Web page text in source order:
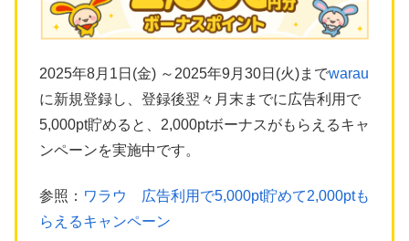
2025年8月1日(金) ～2025年9月30日(火)までwarau
に新規登録し、登録後翌々月末までに広告利用で
5,000pt貯めると、2,000ptボーナスがもらえるキャ
ンペーンを実施中です。
参照： ワラウ 広告利用で5,000pt貯めて2,000ptも
らえるキャンペーン